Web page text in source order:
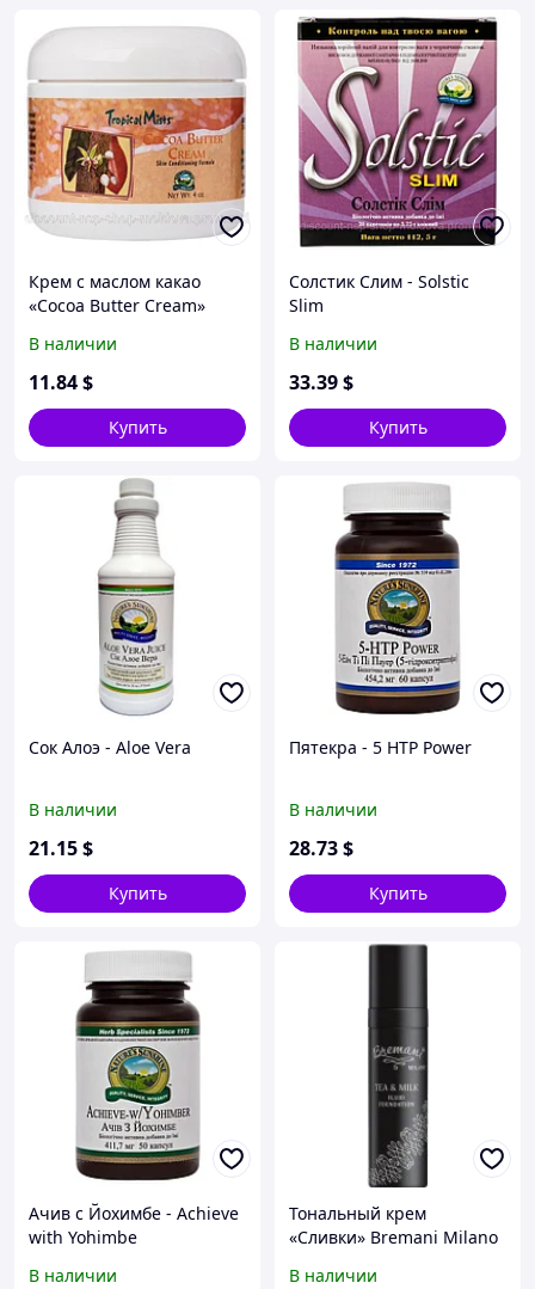
Крем с маслом какао
«Cocoa Butter Cream»
В наличии
11.84$
Купить
Солстик Слим - Solstic
Slim
В наличии
33.39$
Купить
Сок Алоэ - Aloe Vera
В наличии
21.15$
Купить
Пятекра - 5 HTP Power
В наличии
28.73$
Купить
Ачив с Йохимбе - Achieve
with Yohimbe
В наличии
Тональный крем
«Сливки» Bremani Milano
В наличии